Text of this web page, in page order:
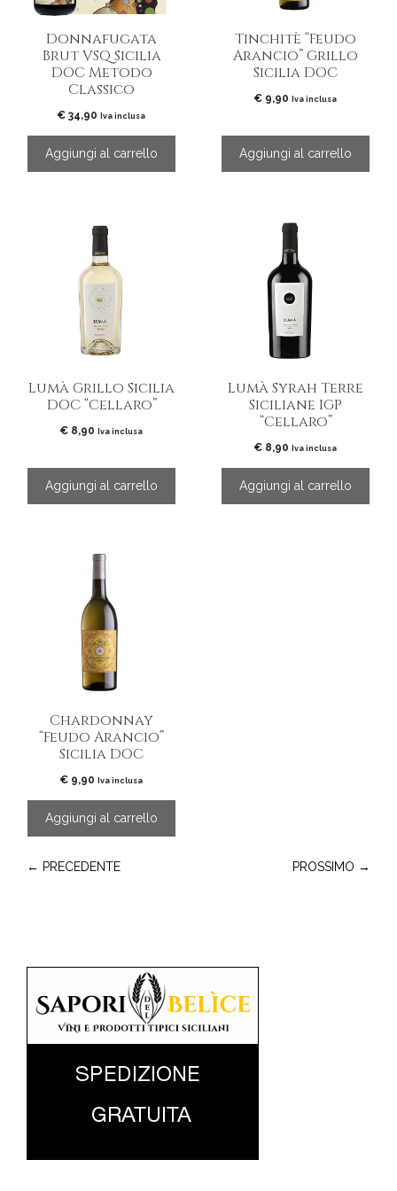
Donnafugata
Brut VSQ Sicilia
DOC Metodo
Classico
€ 34,90 Iva inclusa
Aggiungi al carrello
Tinchitè “Feudo
Arancio” Grillo
Sicilia DOC
€ 9,90 Iva inclusa
Aggiungi al carrello
Lumà Grillo Sicilia
DOC “Cellaro”
€ 8,90 Iva inclusa
Aggiungi al carrello
Lumà Syrah Terre
Siciliane IGP
“Cellaro”
€ 8,90 Iva inclusa
Aggiungi al carrello
Chardonnay
“Feudo Arancio”
Sicilia DOC
€ 9,90 Iva inclusa
Aggiungi al carrello
← PRECEDENTE PROSSIMO →